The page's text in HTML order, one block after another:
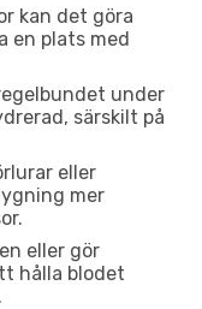
kan det göra
en plats med
under
särskilt på
eller
mer
eller gör
hålla blodet